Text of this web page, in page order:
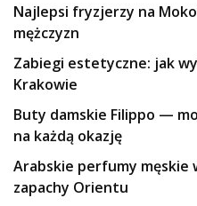
Najlepsi fryzjerzy na
mężczyzn
Zabiegi estetyczne: jak
Krakowie
Buty damskie Filippo —
na każdą okazję
Arabskie perfumy męskie
zapachy Orientu